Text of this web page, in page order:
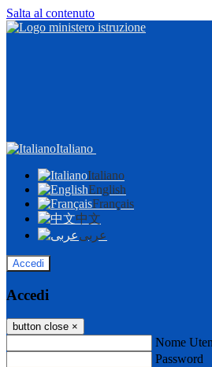
Salta al contenuto
Italiano
Italiano
English
Français
中文
عربى
Accedi
Accedi
button close ×
Nome
Password